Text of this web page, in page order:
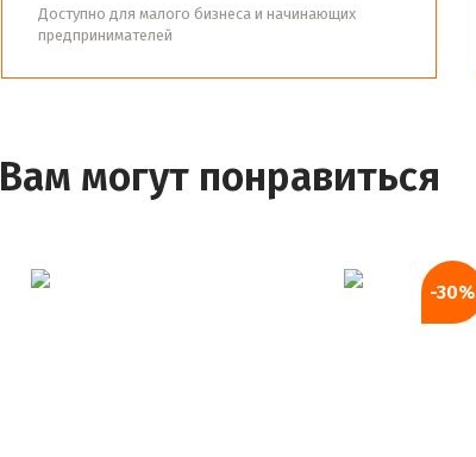
Доступно для малого бизнеса и начинающих
предпринимателей
Вам могут понравиться
-30%